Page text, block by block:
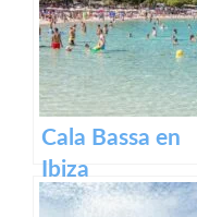
Mallorca.
Cala Bassa en
Ibiza